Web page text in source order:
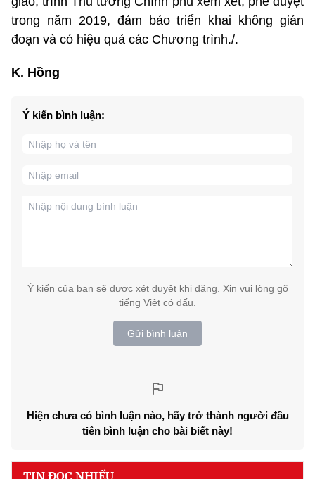
trong năm 2019, đảm bảo triển khai không gián
đoạn và có hiệu quả các Chương trình./.
K. Hồng
Ý kiến bình luận:
Ý kiến của bạn sẽ được xét duyệt khi đăng. Xin vui lòng gõ
tiếng Việt có dấu.
Gửi bình luận
Hiện chưa có bình luận nào, hãy trở thành người đầu
tiên bình luận cho bài biết này!
TIN ĐỌC NHIỀU